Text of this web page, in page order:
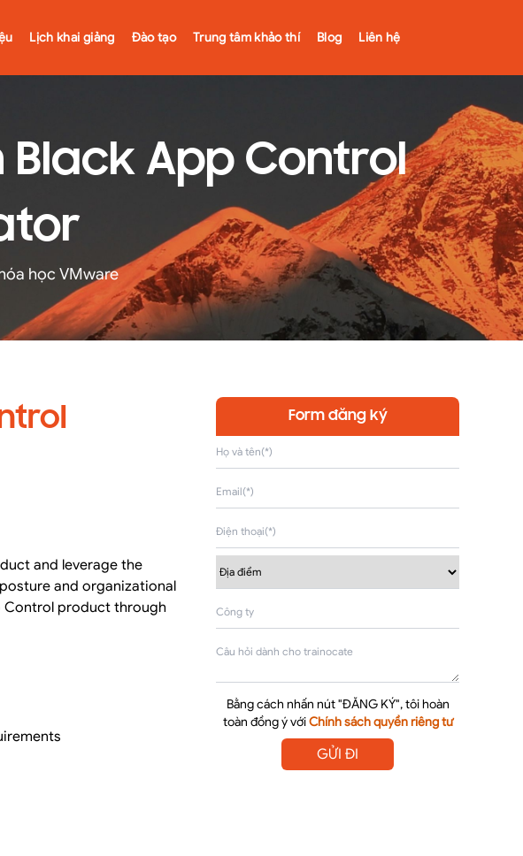
Lịch khai giảng Đào tạo Trung tâm khảo thí Blog Liên hệ
Black App Control
học VMware
and leverage the
and organizational
Control product through
Form đăng ký
Bằng cách nhấn nút "ĐĂNG KÝ", tôi hoàn
toàn đồng ý với Chính sách quyền riêng tư
GỬI ĐI